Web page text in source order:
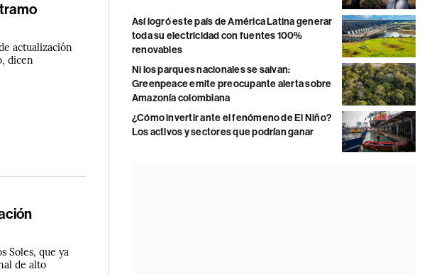
actualización
dicen
Soles, que ya
de alto
Así logró este país de América Latina generar
toda su electricidad con fuentes 100%
renovables
Ni los parques nacionales se salvan:
Greenpeace emite preocupante alerta sobre
Amazonía colombiana
¿Cómo invertir ante el fenómeno de El Niño?
Los activos y sectores que podrían ganar